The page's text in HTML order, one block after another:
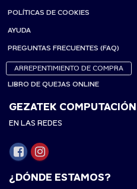
POLÍTICAS DE COOKIES
AYUDA
PREGUNTAS FRECUENTES (FAQ)
ARREPENTIMIENTO DE COMPRA
LIBRO DE QUEJAS ONLINE
GEZATEK COMPUTACIÓN
EN LAS REDES
¿DÓNDE ESTAMOS?